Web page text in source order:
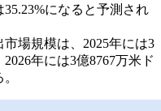
になると予測され
場規模は、2025年には3
年には3億8767万米ド